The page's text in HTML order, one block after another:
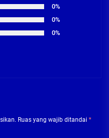
0%
0%
0%
Ruas yang wajib ditandai *